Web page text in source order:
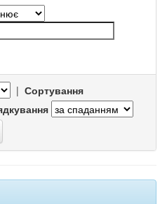
| Сортування